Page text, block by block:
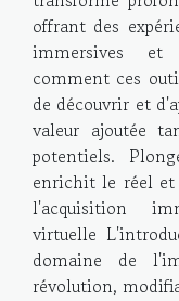
offrant des
immersives et
comment ces
de découvrir et
valeur ajoutée
potentiels.
enrichit le réel et
l'acquisition
virtuelle
domaine de
révolution,